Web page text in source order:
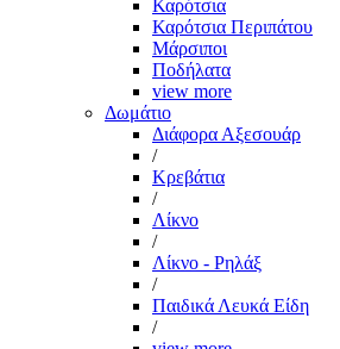
Καρότσια
Καρότσια Περιπάτου
Μάρσιποι
Ποδήλατα
view more
Δωμάτιο
Διάφορα Αξεσουάρ
/
Κρεβάτια
/
Λίκνο
/
Λίκνο - Ρηλάξ
/
Παιδικά Λευκά Είδη
/